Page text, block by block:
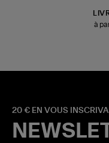
à
20 € EN VOUS